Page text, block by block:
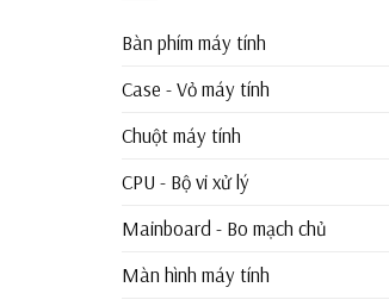
Bàn phím máy tính
Case - Vỏ máy tính
Chuột máy tính
CPU - Bộ vi xử lý
Mainboard - Bo mạch chủ
Màn hình máy tính